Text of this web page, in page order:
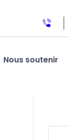
Nous soutenir